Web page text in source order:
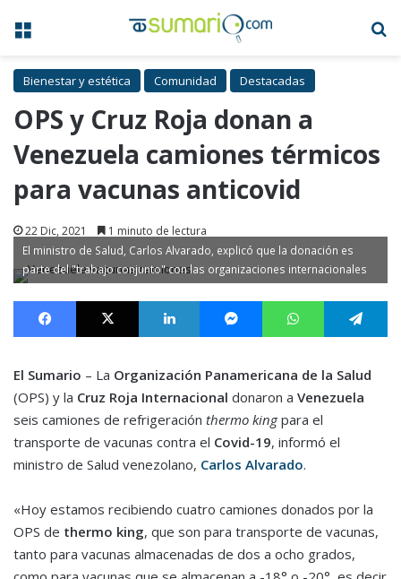
Menú
Bienestar y estética Comunidad Destacadas
OPS y Cruz Roja donan a
Venezuela camiones térmicos
para vacunas anticovid
22 Dic, 2021 1 minuto de lectura
El ministro de Salud, Carlos Alvarado, explicó que la donación es
parte del "trabajo conjunto" con las organizaciones internacionales
Facebook X LinkedIn MessengerWhatsApp
El Sumario – La Organización Panamericana de la Salud
(OPS) y la Cruz Roja Internacional donaron a Venezuela
seis camiones de refrigeración thermo kingpara el
transporte de vacunas contra el Covid-19, informó el
ministro de Salud venezolano, Carlos Alvarado.
«Hoy estamos recibiendo cuatro camiones donados por la
OPS de thermo king, que son para transporte de vacunas,
tanto para vacunas almacenadas de dos a ocho grados,